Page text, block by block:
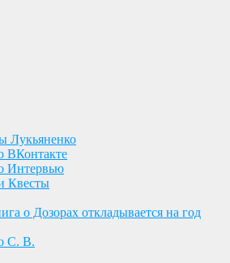
Лукьяненко
ВКонтакте
Интервью
Квесты
о Дозорах откладывается на год
С. В.